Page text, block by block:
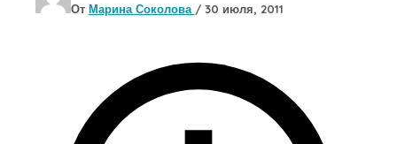
От Марина Соколова / 30 июля, 2011